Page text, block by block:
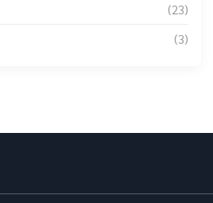
(23)
(3)